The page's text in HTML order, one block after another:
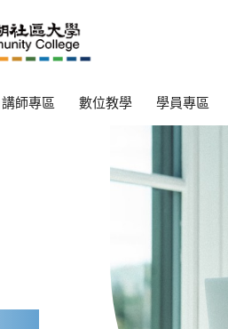
講師專區 數位教學 學員專區